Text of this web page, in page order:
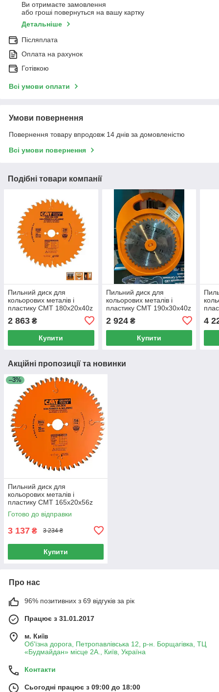
Ви отримаєте замовлення
або гроші повернуться на вашу картку
Детальніше
Післяплата
Оплата на рахунок
Готівкою
Всі умови оплати
Умови повернення
Повернення товару впродовж 14 днів за домовленістю
Всі умови повернення
Подібні товари компанії
Пильний диск для
кольорових металів і
пластику СМТ 180х20х40z
2 863 ₴
Купити
Пильний диск для
кольорових металів і
пластику СМТ 190х30х40z
2 924₴
Купити
4
Акційні пропозиції та новинки
–3%
Пильний диск для
кольорових металів і
пластику СМТ 165х20х56z
K2.2/1.6 (296.165.56H)
Готово до відправки
3 137 ₴ 3 234 ₴
Купити
Про нас
96% позитивних з 69 відгуків за рік
Працює з 31.01.2017
м. Київ
Об'їзна дорога, Петропавлівська 12, р-н. Борщагівка, ТЦ
«Будмайдан» місце 2А., Київ, Україна
Контакти
Сьогодні працює з 09:00 до 18:00